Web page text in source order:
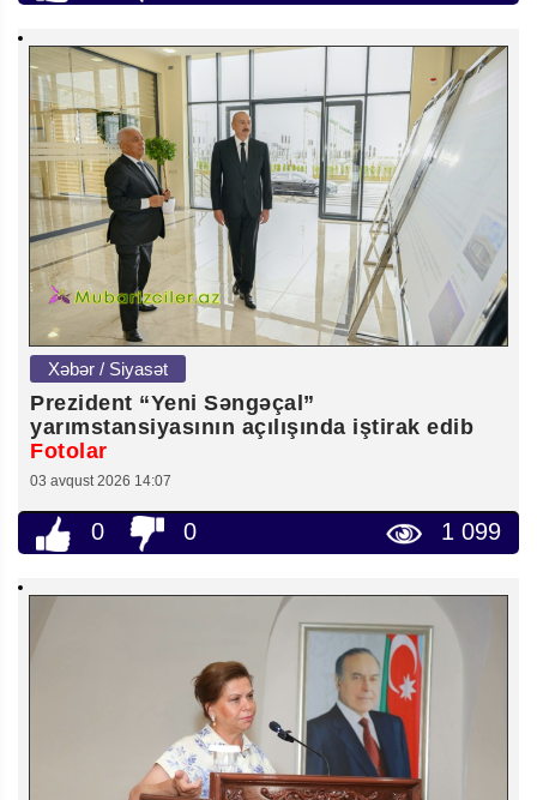
Xəbər / Siyasət
Prezident “Yeni Səngəçal”
yarımstansiyasının açılışında iştirak edib
Fotolar
03 avqust 2026 14:07
0 0 1 099